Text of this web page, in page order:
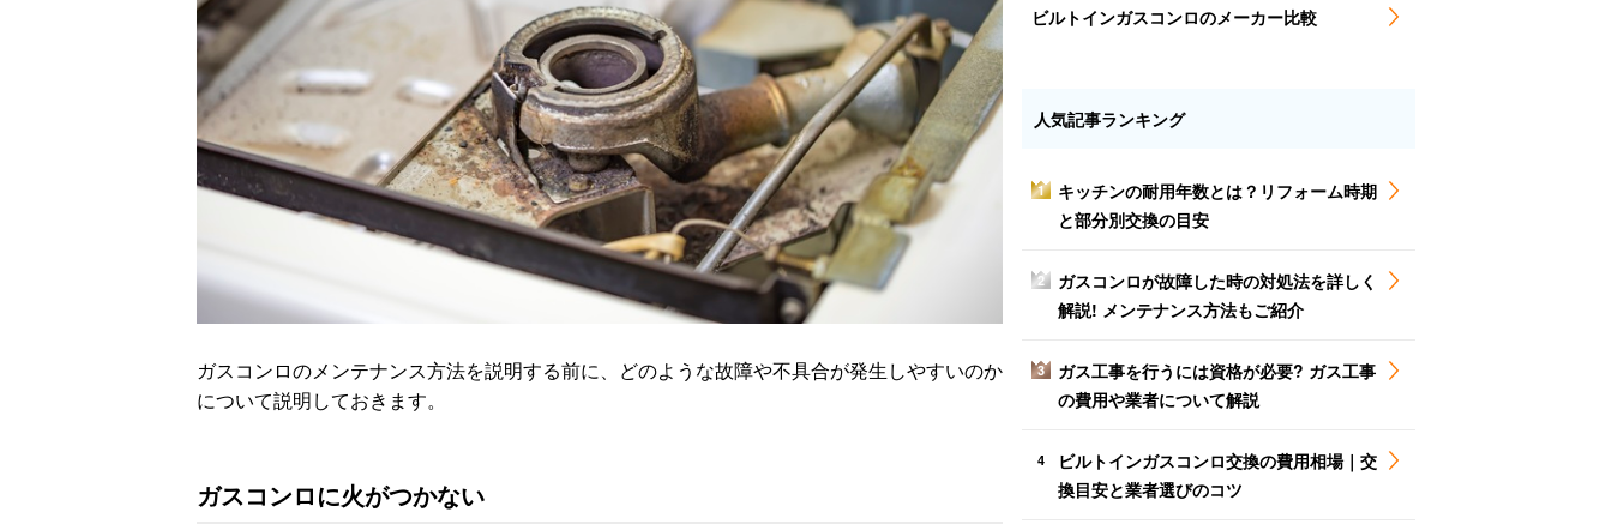
ガスコンロのメンテナンス方法を説明する前に、どのような故障や不具合が発生しやすいのか
について説明しておきます。
ガスコンロに火がつかない
ビルトインガスコンロのメーカー比較
人気記事ランキング
1
キッチンの耐用年数とは？リフォーム時期
と部分別交換の目安
2
ガスコンロが故障した時の対処法を詳しく
解説! メンテナンス方法もご紹介
3
ガス工事を行うには資格が必要? ガス工事
の費用や業者について解説
4
ビルトインガスコンロ交換の費用相場｜交
換目安と業者選びのコツ